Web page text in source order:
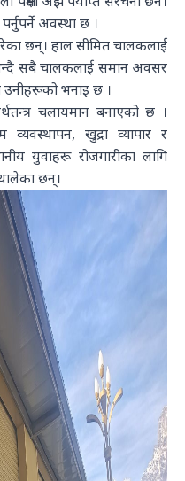
अवस्था छ ।
छन्। हाल सीमित चालकलाई
सबै चालकलाई समान अवसर
भनाइ छ ।
चलायमान बनाएको छ ।
व्यवस्थापन, खुद्रा व्यापार र
युवाहरू रोजगारीका लागि
थालेका छन्।